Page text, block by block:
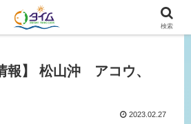
釣り情報はタイムにおまかせ！
報】 松山沖 アコウ、
2023.02.27
検索